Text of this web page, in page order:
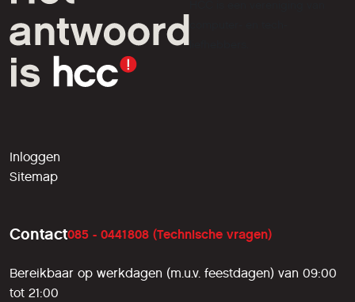
liefhebbers.
Inloggen
Sitemap
Contact085 - 0441808 (Technische vragen)
Bereikbaar op werkdagen (m.u.v. feestdagen) van 09:00
tot 21:00